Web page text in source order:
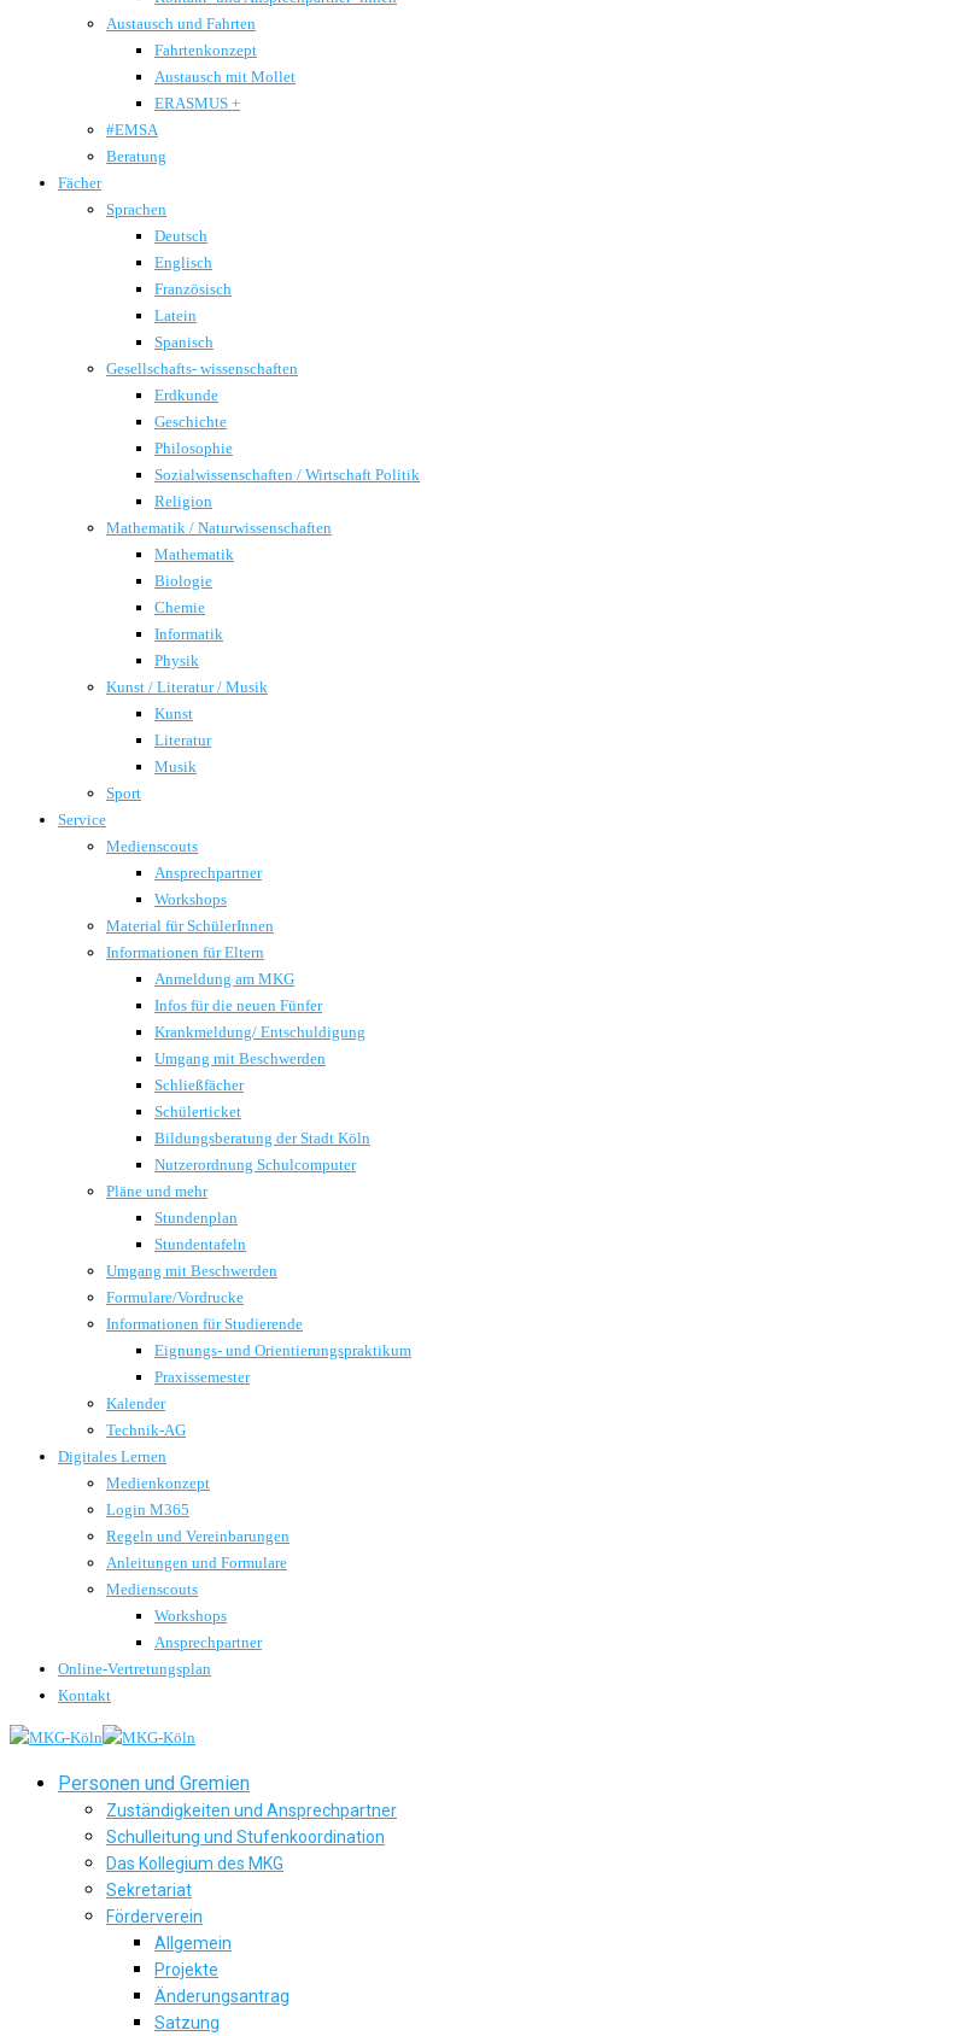
Austausch und Fahrten
Fahrtenkonzept
Austausch mit Mollet
ERASMUS +
#EMSA
Beratung
Fächer
Sprachen
Deutsch
Englisch
Französisch
Latein
Spanisch
Gesellschafts- wissenschaften
Erdkunde
Geschichte
Philosophie
Sozialwissenschaften / Wirtschaft Politik
Religion
Mathematik / Naturwissenschaften
Mathematik
Biologie
Chemie
Informatik
Physik
Kunst / Literatur / Musik
Kunst
Literatur
Musik
Sport
Service
Medienscouts
Ansprechpartner
Workshops
Material für SchülerInnen
Informationen für Eltern
Anmeldung am MKG
Infos für die neuen Fünfer
Krankmeldung/ Entschuldigung
Umgang mit Beschwerden
Schließfächer
Schülerticket
Bildungsberatung der Stadt Köln
Nutzerordnung Schulcomputer
Pläne und mehr
Stundenplan
Stundentafeln
Umgang mit Beschwerden
Formulare/Vordrucke
Informationen für Studierende
Eignungs- und Orientierungspraktikum
Praxissemester
Kalender
Technik-AG
Digitales Lernen
Medienkonzept
Login M365
Regeln und Vereinbarungen
Anleitungen und Formulare
Medienscouts
Workshops
Ansprechpartner
Online-Vertretungsplan
Kontakt
Personen und Gremien
Zuständigkeiten und Ansprechpartner
Schulleitung und Stufenkoordination
Das Kollegium des MKG
Sekretariat
Förderverein
Allgemein
Projekte
Änderungsantrag
Satzung